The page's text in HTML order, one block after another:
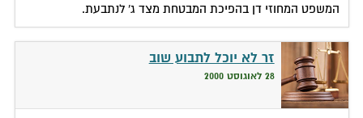
המשפט המחוזי דן בהפיכת המבטחת מצד ג' לנתבעת.
זר לא יוכל לתבוע שוב
28 לאוגוסט 2000